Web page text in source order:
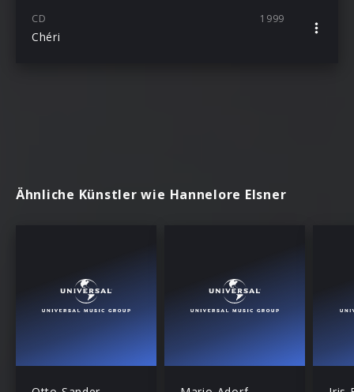
CD 1999
Chéri
Ähnliche Künstler wie Hannelore Elsner